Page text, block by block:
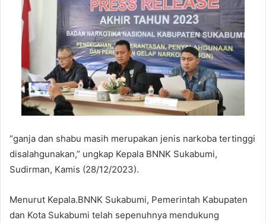
“ganja dan shabu masih merupakan jenis narkoba tertinggi
disalahgunakan,” ungkap Kepala BNNK Sukabumi,
Sudirman, Kamis (28/12/2023).
Menurut Kepala.BNNK Sukabumi, Pemerintah Kabupaten
dan Kota Sukabumi telah sepenuhnya mendukung